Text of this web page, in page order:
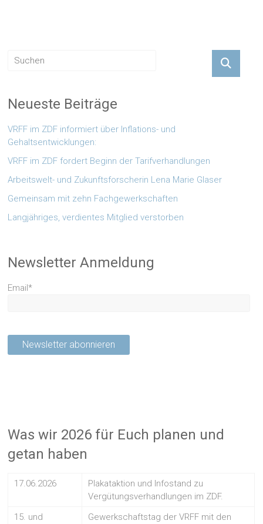
Neueste Beiträge
VRFF im ZDF informiert über Inflations- und
Gehaltsentwicklungen:
VRFF im ZDF fordert Beginn der Tarifverhandlungen
Arbeitswelt- und Zukunftsforscherin Lena Marie Glaser
Gemeinsam mit zehn Fachgewerkschaften
Langjähriges, verdientes Mitglied verstorben
Newsletter Anmeldung
Email*
Was wir 2026 für Euch planen und
getan haben
17.06.2026
Plakataktion und Infostand zu
Vergütungsverhandlungen im ZDF.
15. und
Gewerkschaftstag der VRFF mit den